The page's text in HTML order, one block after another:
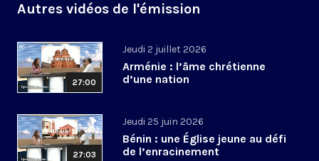
Autres vidéos de l'émission
27:00
Jeudi 2 juillet 2026
Arménie : l’âme chrétienne
d’une nation
27:03
Jeudi 25 juin 2026
Bénin : une Église jeune au défi
de l’enracinement